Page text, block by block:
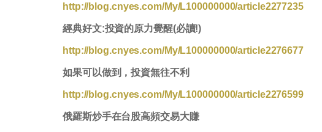
http://blog.cnyes.com/My/L100000000/article2277235
經典好文:投資的原力覺醒(必讀!)
http://blog.cnyes.com/My/L100000000/article2276677
如果可以做到，投資無往不利
http://blog.cnyes.com/My/L100000000/article2276599
俄羅斯炒手在台股高頻交易大賺